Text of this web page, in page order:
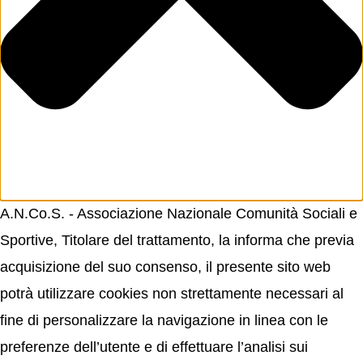
A.N.Co.S. - Associazione Nazionale Comunità Sociali e
Sportive, Titolare del trattamento, la informa che previa
acquisizione del suo consenso, il presente sito web
potrà utilizzare cookies non strettamente necessari al
fine di personalizzare la navigazione in linea con le
preferenze dell’utente e di effettuare l’analisi sui